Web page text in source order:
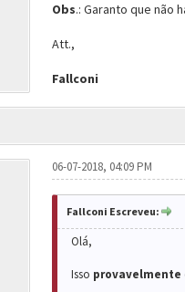
Obs.: Garanto que não
Att.,
Fallconi
06-07-2018, 04:09 PM
Fallconi Escreveu:
Olá,
Isso provavelmente